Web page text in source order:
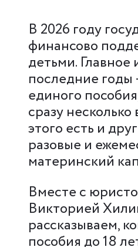
В 2026 году
финансово
детьми. Главное
последние годы
единого
сразу
этого есть и
разовые и
материнский
Вместе с
Викторией
рассказываем,
пособия до 18